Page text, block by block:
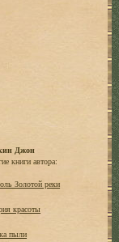
Джон
книги автора:
Золотой реки
красоты
пыли